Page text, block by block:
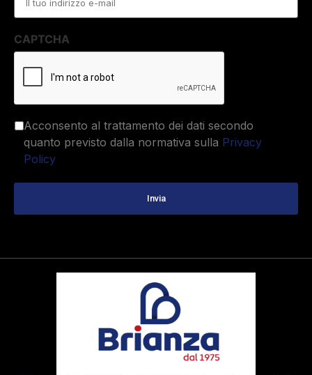
CAPTCHA
Acconsento al trattamento dei dati secondo
quanto previsto dalla normativa sulla Privacy
Policy